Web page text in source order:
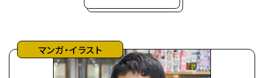
マンガ・イラスト